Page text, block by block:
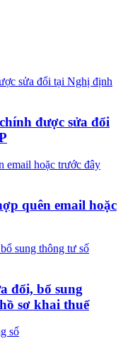
được sửa đổi
quên email hoặc
đổi, bổ sung
sơ khai thuế